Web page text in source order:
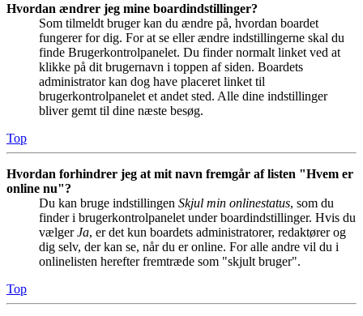
Hvordan ændrer jeg mine boardindstillinger?
Som tilmeldt bruger kan du ændre på, hvordan boardet
fungerer for dig. For at se eller ændre indstillingerne skal du
finde Brugerkontrolpanelet. Du finder normalt linket ved at
klikke på dit brugernavn i toppen af siden. Boardets
administrator kan dog have placeret linket til
brugerkontrolpanelet et andet sted. Alle dine indstillinger
bliver gemt til dine næste besøg.
Top
Hvordan forhindrer jeg at mit navn fremgår af listen "Hvem er
online nu"?
Du kan bruge indstillingen Skjul min onlinestatus, som du
finder i brugerkontrolpanelet under boardindstillinger. Hvis du
vælgerJa, er det kun boardets administratorer, redaktører og
dig selv, der kan se, når du er online. For alle andre vil du i
onlinelisten herefter fremtræde som "skjult bruger".
Top